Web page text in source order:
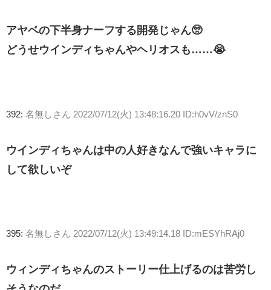
アヤベの下半身ナーフする開発じゃん🥺
どうせウインディちゃんやヘリオスも……😭
392: 名無しさん 2022/07/12(火) 13:48:16.20 ID:h0vV/znS0
ウインディちゃんは中の人好きなんで強いキャラに
して欲しいぞ
395: 名無しさん 2022/07/12(火) 13:49:14.18 ID:mESYhRAj0
ウィンディちゃんのストーリー仕上げるのは苦労し